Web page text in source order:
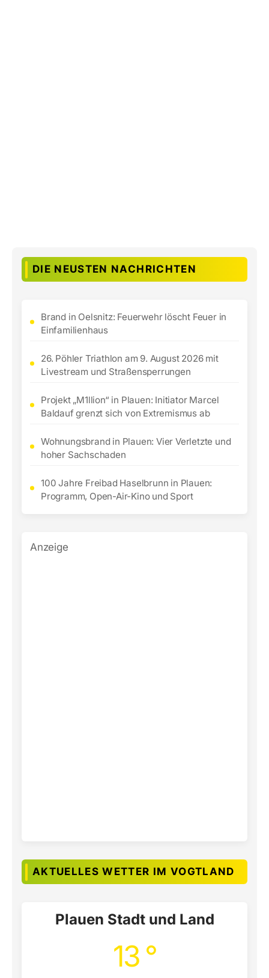
DIE NEUSTEN NACHRICHTEN
Brand in Oelsnitz: Feuerwehr löscht Feuer in
Einfamilienhaus
26. Pöhler Triathlon am 9. August 2026 mit
Livestream und Straßensperrungen
Projekt „M1llion“ in Plauen: Initiator Marcel
Baldauf grenzt sich von Extremismus ab
Wohnungsbrand in Plauen: Vier Verletzte und
hoher Sachschaden
100 Jahre Freibad Haselbrunn in Plauen:
Programm, Open-Air-Kino und Sport
Anzeige
AKTUELLES WETTER IM VOGTLAND
Plauen Stadt und Land
13 °